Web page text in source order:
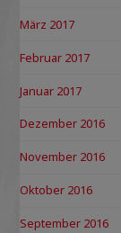
März 2017
Februar 2017
Januar 2017
Dezember 2016
November 2016
Oktober 2016
September 2016